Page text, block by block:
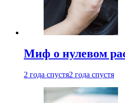
Миф о нулевом
2 года спустя2 года спустя